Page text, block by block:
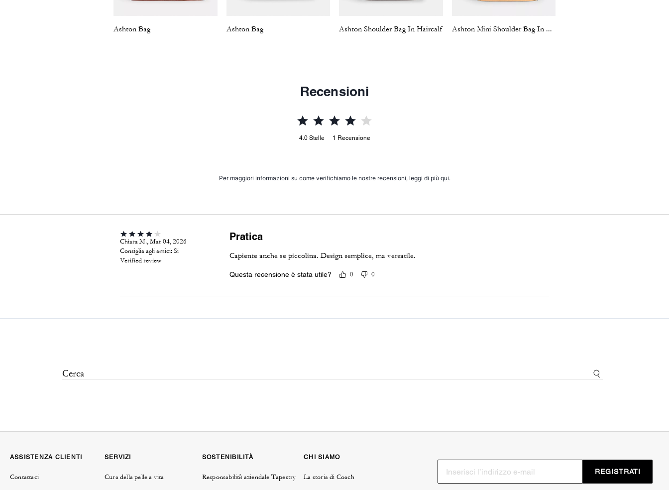
Ashton Bag Ashton Bag Ashton Shoulder Bag In Haircalf Ashton Mini Shoulder Bag In Signature Leather
Recensioni
4.0 Stelle 1 Recensione
Per maggiori informazioni su come verifichiamo le nostre recensioni, leggi di più qui.
Chiara M., Mar 04, 2026
Consiglia agli amici: Si
Verified review
Pratica
Capiente anche se piccolina. Design semplice, ma versatile.
Questa recensione è stata utile? 0 0
ASSISTENZA CLIENTI
Contattaci
SERVIZI
Cura della pelle a vita
SOSTENIBILITÀ
Responsabilità aziendale Tapestry
CHI SIAMO
La storia di Coach
REGISTRATI